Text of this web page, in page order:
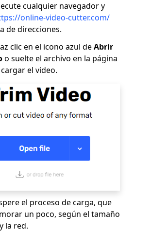
cualquier navegador y
online-video-cutter.com/
de direcciones.
clic en el icono azul deAbrir
o suelte el archivo en la página
el video.
el proceso de carga, que
un poco, según el tamaño
la red.